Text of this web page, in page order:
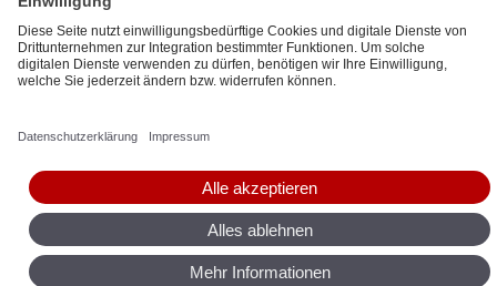
SERVICE & FREIZEIT
Service Links
BARRIEREFREIHEIT DATENSCHUTZ
IMPRESSUM SITEMAP